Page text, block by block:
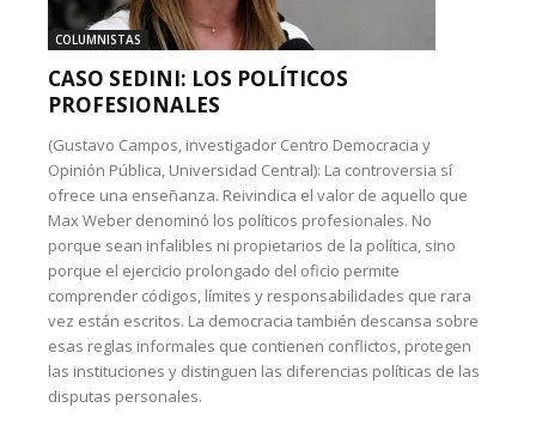
COLUMNISTAS
CASO SEDINI: LOS POLÍTICOS
PROFESIONALES
(Gustavo Campos, investigador Centro Democracia y
Opinión Pública, Universidad Central): La controversia sí
ofrece una enseñanza. Reivindica el valor de aquello que
Max Weber denominó los políticos profesionales. No
porque sean infalibles ni propietarios de la política, sino
porque el ejercicio prolongado del oficio permite
comprender códigos, límites y responsabilidades que rara
vez están escritos. La democracia también descansa sobre
esas reglas informales que contienen conflictos, protegen
las instituciones y distinguen las diferencias políticas de las
disputas personales.